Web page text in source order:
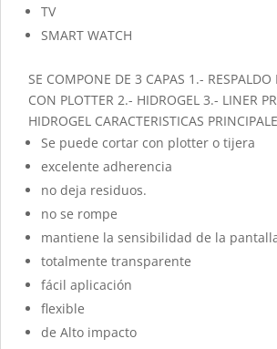
TV
SMART WATCH
SE COMPONE DE 3 CAPAS 1.- RESPALDO
CON PLOTTER 2.- HIDROGEL 3.- LINER
HIDROGEL CARACTERISTICAS
Se puede cortar con plotter o tijera
excelente adherencia
no deja residuos.
no se rompe
mantiene la sensibilidad de la
totalmente transparente
fácil aplicación
flexible
de Alto impacto